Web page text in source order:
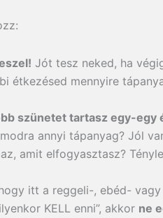
Jót tesz neked, ha
étkezésed mennyire
szünetet tartasz egy-egy
annyi tápanyag? Jól
amit elfogyasztasz?
itt a reggeli-, ebéd-
KELL enni”, akkor ne